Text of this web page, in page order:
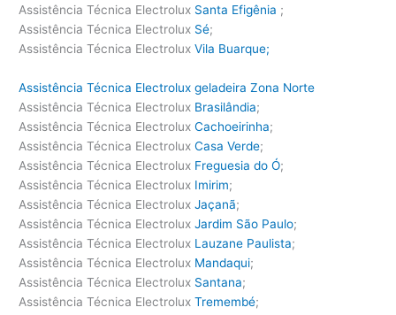
Assistência Técnica Electrolux Santa Efigênia ;
Assistência Técnica Electrolux Sé;
Assistência Técnica ElectroluxVila Buarque;
Assistência Técnica Electrolux geladeira Zona Norte
Assistência Técnica Electrolux Brasilândia;
Assistência Técnica ElectroluxCachoeirinha;
Assistência Técnica ElectroluxCasa Verde;
Assistência Técnica Electrolux Freguesia do Ó;
Assistência Técnica Electrolux Imirim;
Assistência Técnica ElectroluxJaçanã;
Assistência Técnica ElectroluxJardim São Paulo;
Assistência Técnica Electrolux Lauzane Paulista;
Assistência Técnica Electrolux Mandaqui;
Assistência Técnica Electrolux Santana;
Assistência Técnica ElectroluxTremembé;